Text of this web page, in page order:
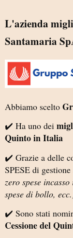
L'azienda
Santamaria
Abbiamo scelto
✔️ Ha uno dei
Quinto in Italia
✔️ Grazie a delle
SPESE di
zero spese
spese di bollo,
✔️ Sono stati
Cessione del